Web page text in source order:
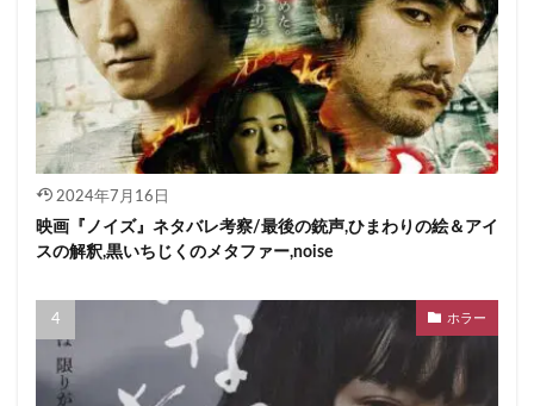
2024年7月16日
映画『ノイズ』ネタバレ考察/最後の銃声,ひまわりの絵＆アイ
スの解釈,黒いちじくのメタファー,noise
ホラー